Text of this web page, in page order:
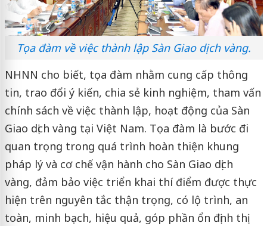
Tọa đàm về việc thành lập Sàn Giao dịch vàng.
NHNN cho biết, tọa đàm nhằm cung cấp thông
tin, trao đổi ý kiến, chia sẻ kinh nghiệm, tham vấn
chính sách về việc thành lập, hoạt động của Sàn
Giao dịch vàng tại Việt Nam. Tọa đàm là bước đi
quan trọng trong quá trình hoàn thiện khung
pháp lý và cơ chế vận hành cho Sàn Giao dịch
vàng, đảm bảo việc triển khai thí điểm được thực
hiện trên nguyên tắc thận trọng, có lộ trình, an
toàn, minh bạch, hiệu quả, góp phần ổn định thị